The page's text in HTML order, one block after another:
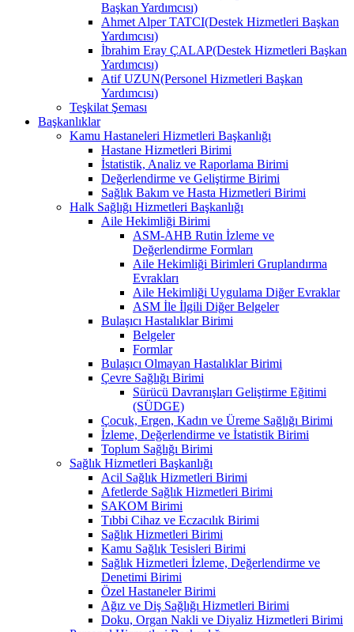
Başkan Yardımcısı)
Ahmet Alper TATCI(Destek Hizmetleri Başkan
Yardımcısı)
İbrahim Eray ÇALAP(Destek Hizmetleri Başkan
Yardımcısı)
Atif UZUN(Personel Hizmetleri Başkan
Yardımcısı)
Teşkilat Şeması
Başkanlıklar
Kamu Hastaneleri Hizmetleri Başkanlığı
Hastane Hizmetleri Birimi
İstatistik, Analiz ve Raporlama Birimi
Değerlendirme ve Geliştirme Birimi
Sağlık Bakım ve Hasta Hizmetleri Birimi
Halk Sağlığı Hizmetleri Başkanlığı
Aile Hekimliği Birimi
ASM-AHB Rutin İzleme ve
Değerlendirme Formları
Aile Hekimliği Birimleri Gruplandırma
Evrakları
Aile Hekimliği Uygulama Diğer Evraklar
ASM İle İlgili Diğer Belgeler
Bulaşıcı Hastalıklar Birimi
Belgeler
Formlar
Bulaşıcı Olmayan Hastalıklar Birimi
Çevre Sağlığı Birimi
Sürücü Davranışları Geliştirme Eğitimi
(SÜDGE)
Çocuk, Ergen, Kadın ve Üreme Sağlığı Birimi
İzleme, Değerlendirme ve İstatistik Birimi
Toplum Sağlığı Birimi
Sağlık Hizmetleri Başkanlığı
Acil Sağlık Hizmetleri Birimi
Afetlerde Sağlık Hizmetleri Birimi
SAKOM Birimi
Tıbbi Cihaz ve Eczacılık Birimi
Sağlık Hizmetleri Birimi
Kamu Sağlık Tesisleri Birimi
Sağlık Hizmetleri İzleme, Değerlendirme ve
Denetimi Birimi
Özel Hastaneler Birimi
Ağız ve Diş Sağlığı Hizmetleri Birimi
Doku, Organ Nakli ve Diyaliz Hizmetleri Birimi